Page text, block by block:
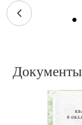
Документы